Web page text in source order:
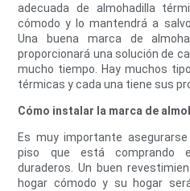
adecuada de almohadilla
cómodo y lo mantendrá a
Una buena marca de
proporcionará una solución de
mucho tiempo. Hay muchos
térmicas y cada una tiene sus
Cómo instalar la marca de
Es muy importante
piso que está comprando
duraderos. Un buen
hogar cómodo y su hogar